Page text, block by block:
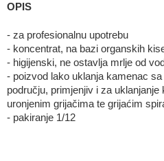
OPIS
- za profesionalnu upotrebu
- koncentrat, na bazi organskih
- higijenski, ne ostavlja mrlje od
- poizvod lako uklanja kamenac
području, primjenjiv i za
uronjenim grijačima te grijaćim
- pakiranje 1/12